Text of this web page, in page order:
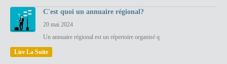
C'est quoi un annuaire régional?
20 mai 2024
Un annuaire régional est un répertoire organisé q
Lire La Suite